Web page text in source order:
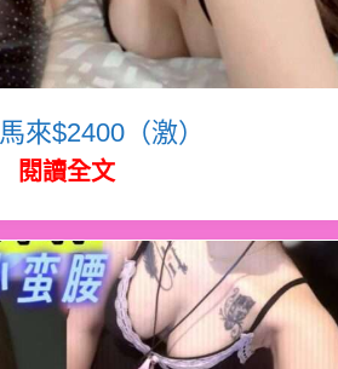
馬來$2400（激）
閱讀全文